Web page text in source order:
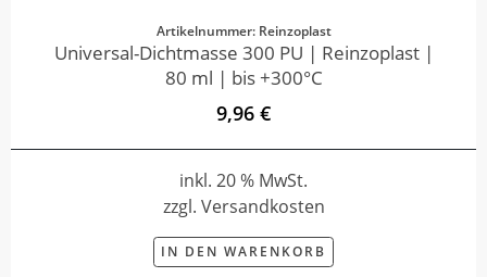
Artikelnummer: Reinzoplast
Universal-Dichtmasse 300 PU | Reinzoplast |
80 ml | bis +300°C
9,96 €
inkl. 20 % MwSt.
zzgl. Versandkosten
IN DEN WARENKORB